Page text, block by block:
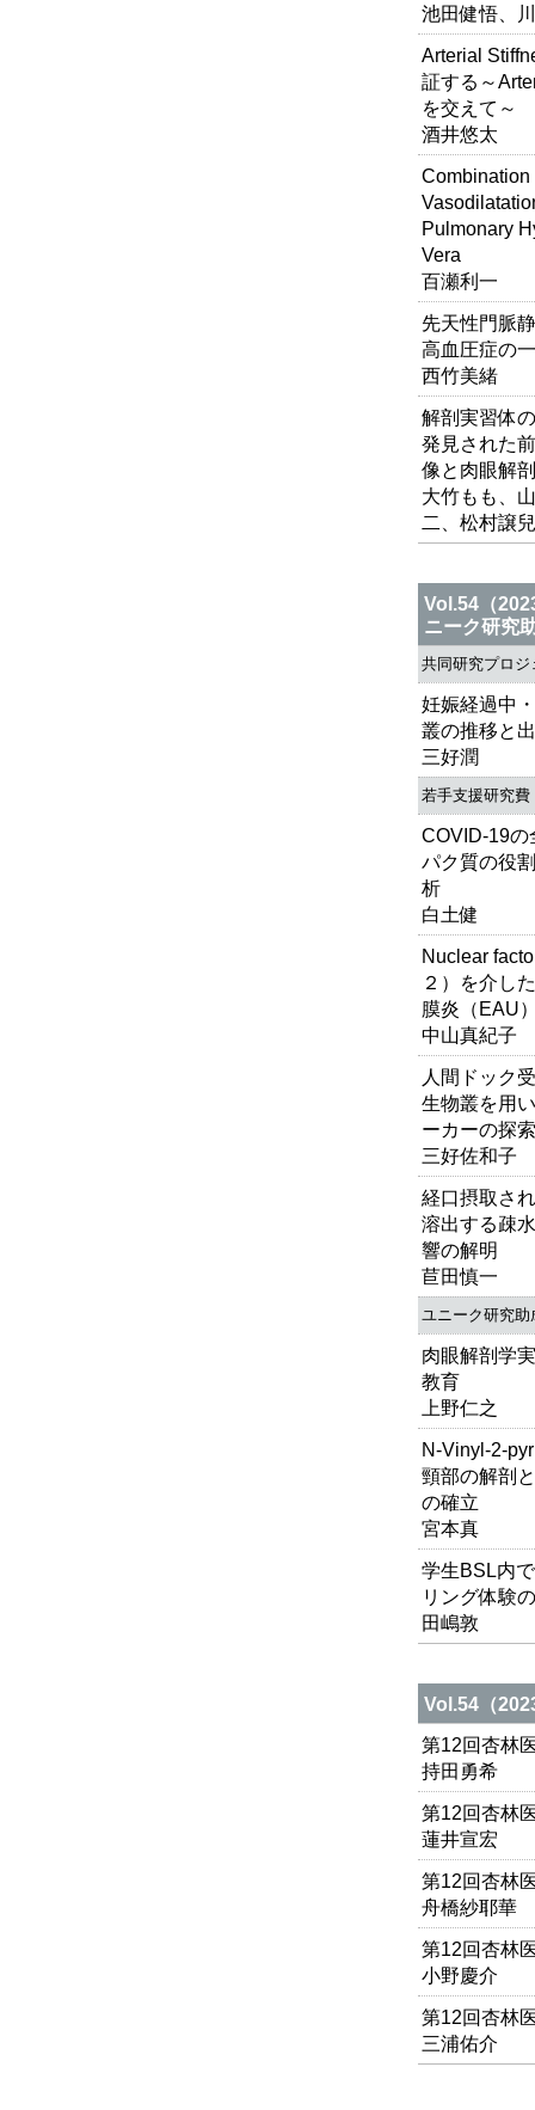
池田健悟、
Arterial
証する～
を交えて～
酒井悠太
Combination
Pulmonary
Vera
百瀬利一
先天性門脈
高血圧症の
西竹美緒
解剖実習体
発見された
像と肉眼解
大竹もも、
二、松村譲
Vol.54（
ニーク研究
共同研究プロジ
妊娠経過中
叢の推移と
三好潤
若手支援研究費
COVID-19の
パク質の役
析
白土健
Nuclear
２）を介し
膜炎（EAU
中山真紀子
人間ドック
生物叢を用
ーカーの探索
三好佐和子
経口摂取さ
溶出する疎
響の解明
苣田慎一
ユニーク研究助
肉眼解剖学
教育
上野仁之
N-Vinyl-2-
頸部の解剖
の確立
宮本真
学生BSL内
リング体験
田嶋敦
Vol.54（
第12回杏林
持田勇希
第12回杏林
蓮井宣宏
第12回杏林
舟橋紗耶華
第12回杏林
小野慶介
第12回杏林
三浦佑介